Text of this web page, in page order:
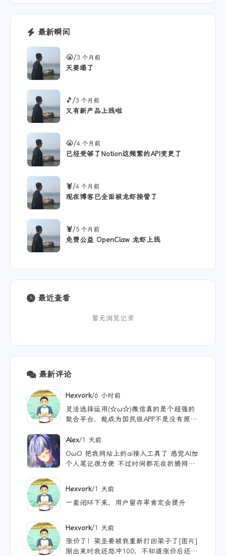
最新瞬间
😭/3 个月前
天要塌了
🎵/3 个月前
又有新产品上线啦
😭/4 个月前
已经受够了Notion这频繁的API变更了
🦞/4 个月前
现在博客已全面被龙虾接管了
🦞/5 个月前
免费公益 OpenClaw 龙虾上线
最近查看
暂无浏览记录
最新评论
Hexvork/6 小时前
灵活选择运用(☆ω☆)微信真的是个超强的
聚合平台，能成为国民级APP不是没有原因
Alex/1 天前
OωO 把我网站上的ai接入工具了 感觉AI加
个人笔记很方便 不过时间都花在折腾网站
只有我自己使用 网站没没什么浏览量😢
Hexvork/1 天前
一套闭环下来，用户留存率肯定会提升
Hexvork/1 天前
涨价了！梁圣要被我重新打回梁子了[图片]
刚出来时我还怒冲100，不知道涨价后还能